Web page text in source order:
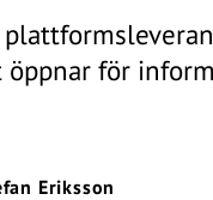
öppnar för
Eriksson